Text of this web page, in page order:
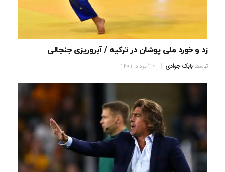
زد و خورد ملی پوشان در ترکیه / آبروریزی جنجالی
توسطبابک جوادی 30 مرداد, 1401